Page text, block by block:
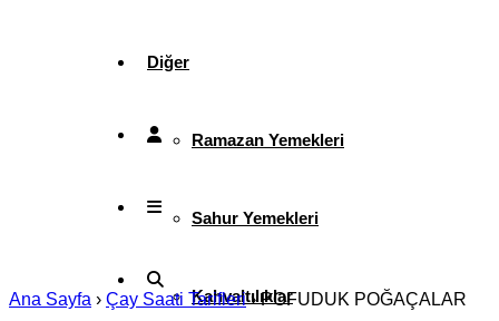
Diğer
Ramazan Yemekleri
Sahur Yemekleri
Kahvaltılıklar
Ana Sayfa › Çay Saati Tarifleri›POFUDUK POĞAÇALAR